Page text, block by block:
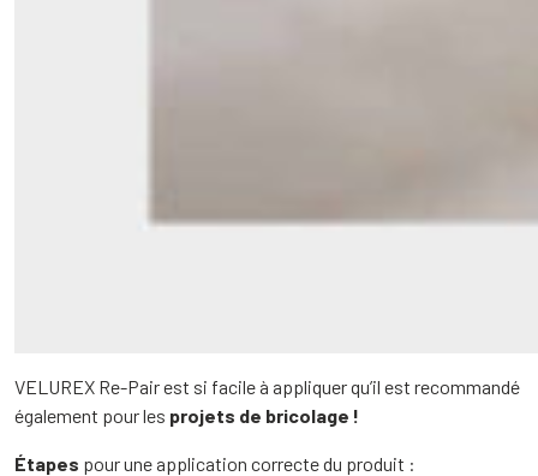
VELUREX Re-Pair est si facile à appliquer qu’il est recommandé
également pour les projets de bricolage !
Étapes pour une application correcte du produit :